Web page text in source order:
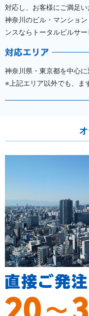
対応し、 お客様にご満足
神奈川のビル・マンショ
ンスならトータルビルサー
神奈川県・東京都を中心に
※上記エリア以外でも、ま